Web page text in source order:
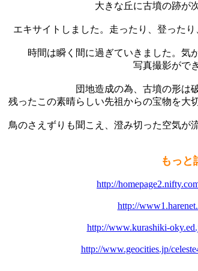
大きな丘に古墳の跡が
エキサイトしました。走ったり、登った
時間は瞬く間に過ぎていきました。気
写真撮影がで
団地造成の為、古墳の形は
残ったこの素晴らしい先祖からの宝物を大
鳥のさえずりも聞こえ、澄み切った空気が
もっと
http://
http://
http://www.kurashiki-
http://www.geocities.jp/